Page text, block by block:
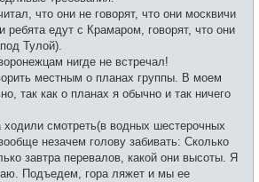
что они не говорят, что они москвичи
ребята едут с Крамаром, говорят, что они
Тулой).
нигде не встречал!
местным о планах группы. В моем
так как о планах я обычно и так ничего
ходили смотреть(в водных шестерочных
незачем голову забивать: Сколько
завтра перевалов, какой они высоты. Я
Подъедем, гора ляжет и мы ее